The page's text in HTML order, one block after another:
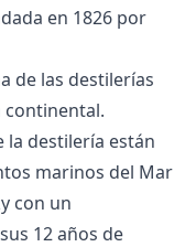
en 1826 por
de las destilerías
continental.
la destilería están
marinos del Mar
con un
12 años de